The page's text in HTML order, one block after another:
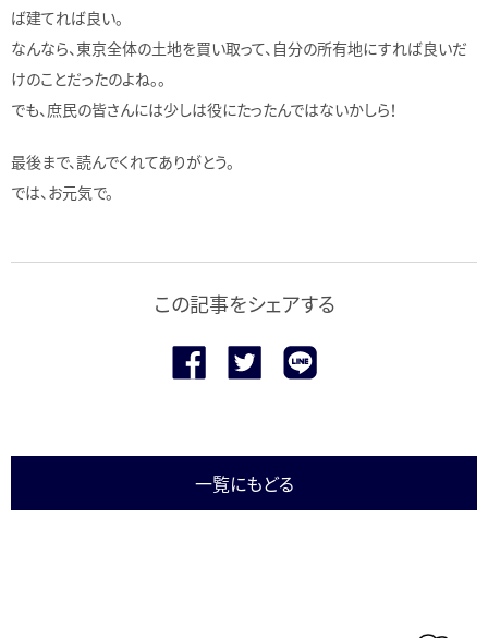
ば建てれば良い。
なんなら、東京全体の土地を買い取って、自分の所有地にすれば良いだ
けのことだったのよね。。
でも、庶民の皆さんには少しは役にたったんではないかしら！
最後まで、読んでくれてありがとう。
では、お元気で。
この記事をシェアする
一覧にもどる